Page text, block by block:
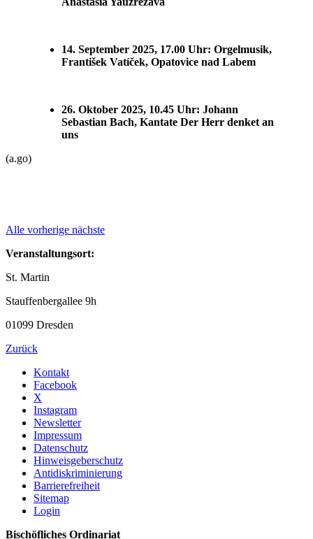
14. September 2025, 17.00 Uhr: Orgelmusik,
František Vatíček, Opatovice nad Labem
26. Oktober 2025, 10.45 Uhr: Johann
Sebastian Bach, Kantate Der Herr denket an
uns
(a.go)
Alle vorherige nächste
Veranstaltungsort:
St. Martin
Stauffenbergallee 9h
01099 Dresden
Zurück
Kontakt
Facebook
X
Instagram
Newsletter
Impressum
Datenschutz
Hinweisgeberschutz
Antidiskriminierung
Barrierefreiheit
Sitemap
Login
Bischöfliches Ordinariat